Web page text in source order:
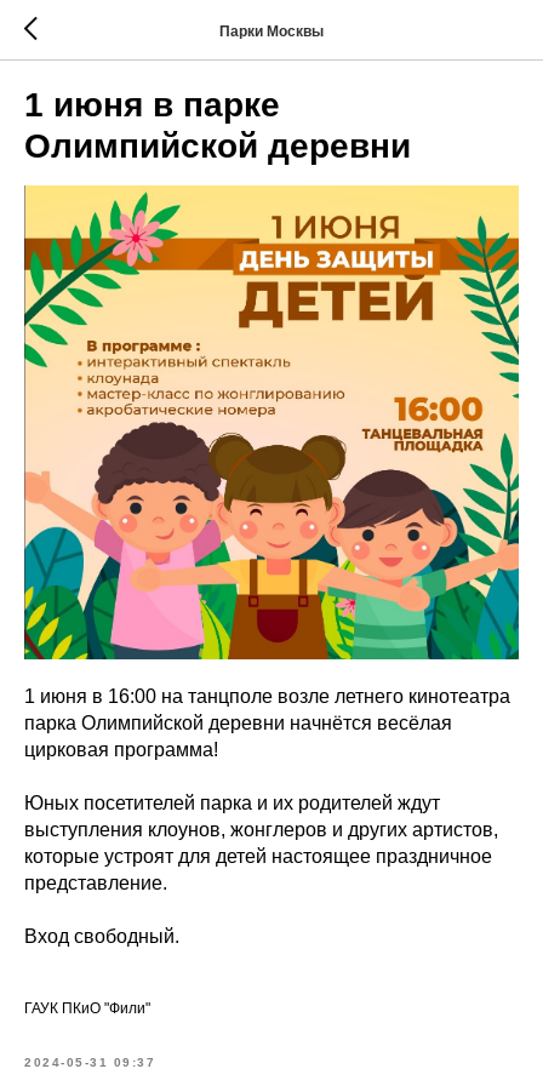
Парки Москвы
1 июня в парке
Олимпийской деревни
1 июня в 16:00 на танцполе возле летнего кинотеатра
парка Олимпийской деревни начнётся весёлая
цирковая программа!
Юных посетителей парка и их родителей ждут
выступления клоунов, жонглеров и других артистов,
которые устроят для детей настоящее праздничное
представление.
Вход свободный.
ГАУК ПКиО "Фили"
2024-05-31 09:37